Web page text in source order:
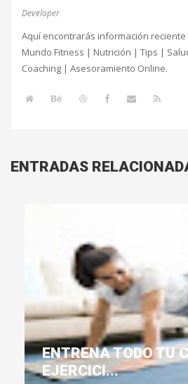
Developer
Aquí encontrarás información
Mundo Fitness | Nutrición | Tips |
Coaching | Asesoramiento Online.
ENTRADAS
ENTRENA TODO TU
EJERCICI...